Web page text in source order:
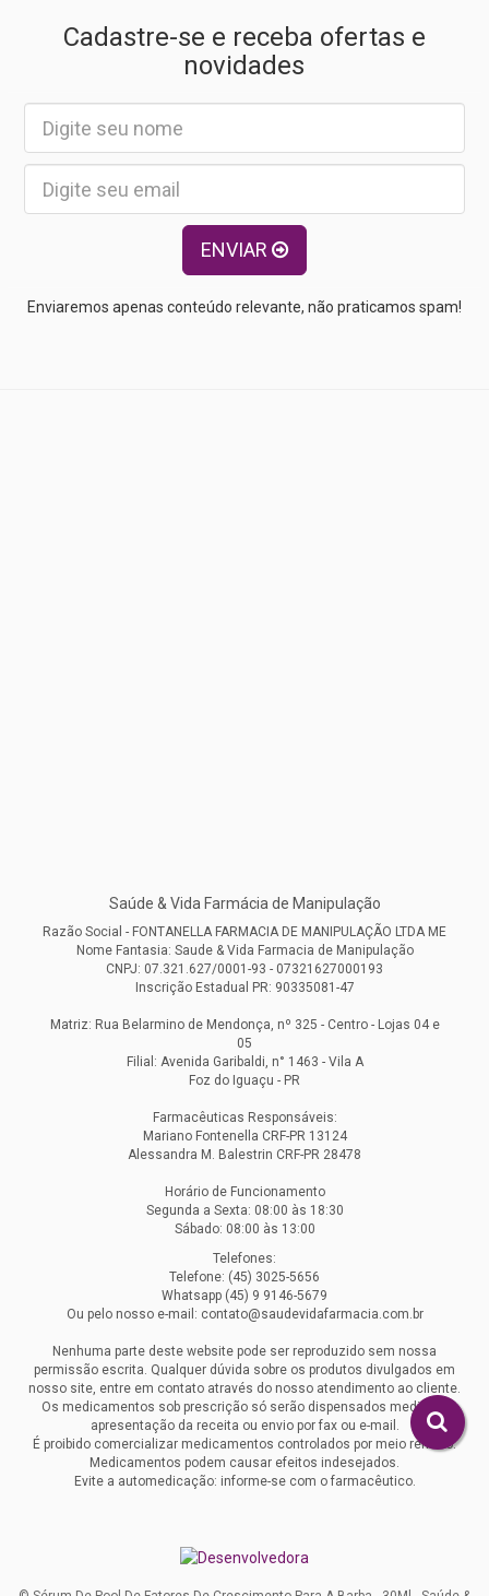
Cadastre-se e receba ofertas e
novidades
ENVIAR
Enviaremos apenas conteúdo relevante, não praticamos spam!
Saúde & Vida Farmácia de Manipulação
Razão Social - FONTANELLA FARMACIA DE MANIPULAÇÃO LTDA ME
Nome Fantasia: Saude & Vida Farmacia de Manipulação
CNPJ: 07.321.627/0001-93 - 07321627000193
Inscrição Estadual PR: 90335081-47
Matriz: Rua Belarmino de Mendonça, nº 325 - Centro - Lojas 04 e
05
Filial: Avenida Garibaldi, n° 1463 - Vila A
Foz do Iguaçu - PR
Farmacêuticas Responsáveis:
Mariano Fontenella CRF-PR 13124
Alessandra M. Balestrin CRF-PR 28478
Horário de Funcionamento
Segunda a Sexta: 08:00 às 18:30
Sábado: 08:00 às 13:00
Telefones:
Telefone: (45) 3025-5656
Whatsapp (45) 9 9146-5679
Ou pelo nosso e-mail: contato@saudevidafarmacia.com.br
Nenhuma parte deste website pode ser reproduzido sem nossa
permissão escrita. Qualquer dúvida sobre os produtos divulgados em
nosso site, entre em contato através do nosso atendimento ao cliente.
Os medicamentos sob prescrição só serão dispensados mediante
apresentação da receita ou envio por fax ou e-mail.
É proibido comercializar medicamentos controlados por meio remoto.
Medicamentos podem causar efeitos indesejados.
Evite a automedicação: informe-se com o farmacêutico.